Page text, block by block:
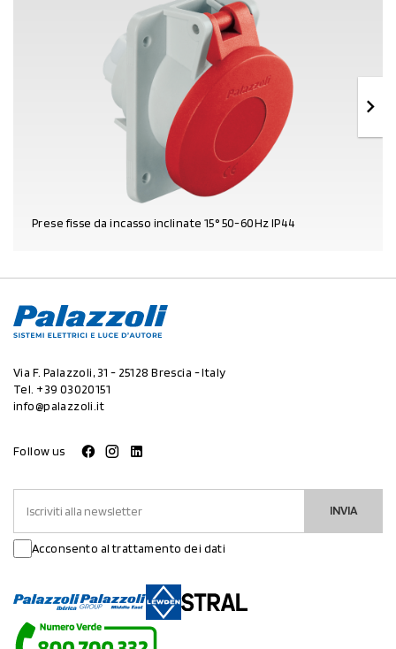
Prese fisse da incasso inclinate 15° 50-60Hz IP44
Via F. Palazzoli, 31 - 25128 Brescia - Italy
Tel. +39 03020151
info@palazzoli.it
Follow us
INVIA
Acconsento al trattamento dei dati